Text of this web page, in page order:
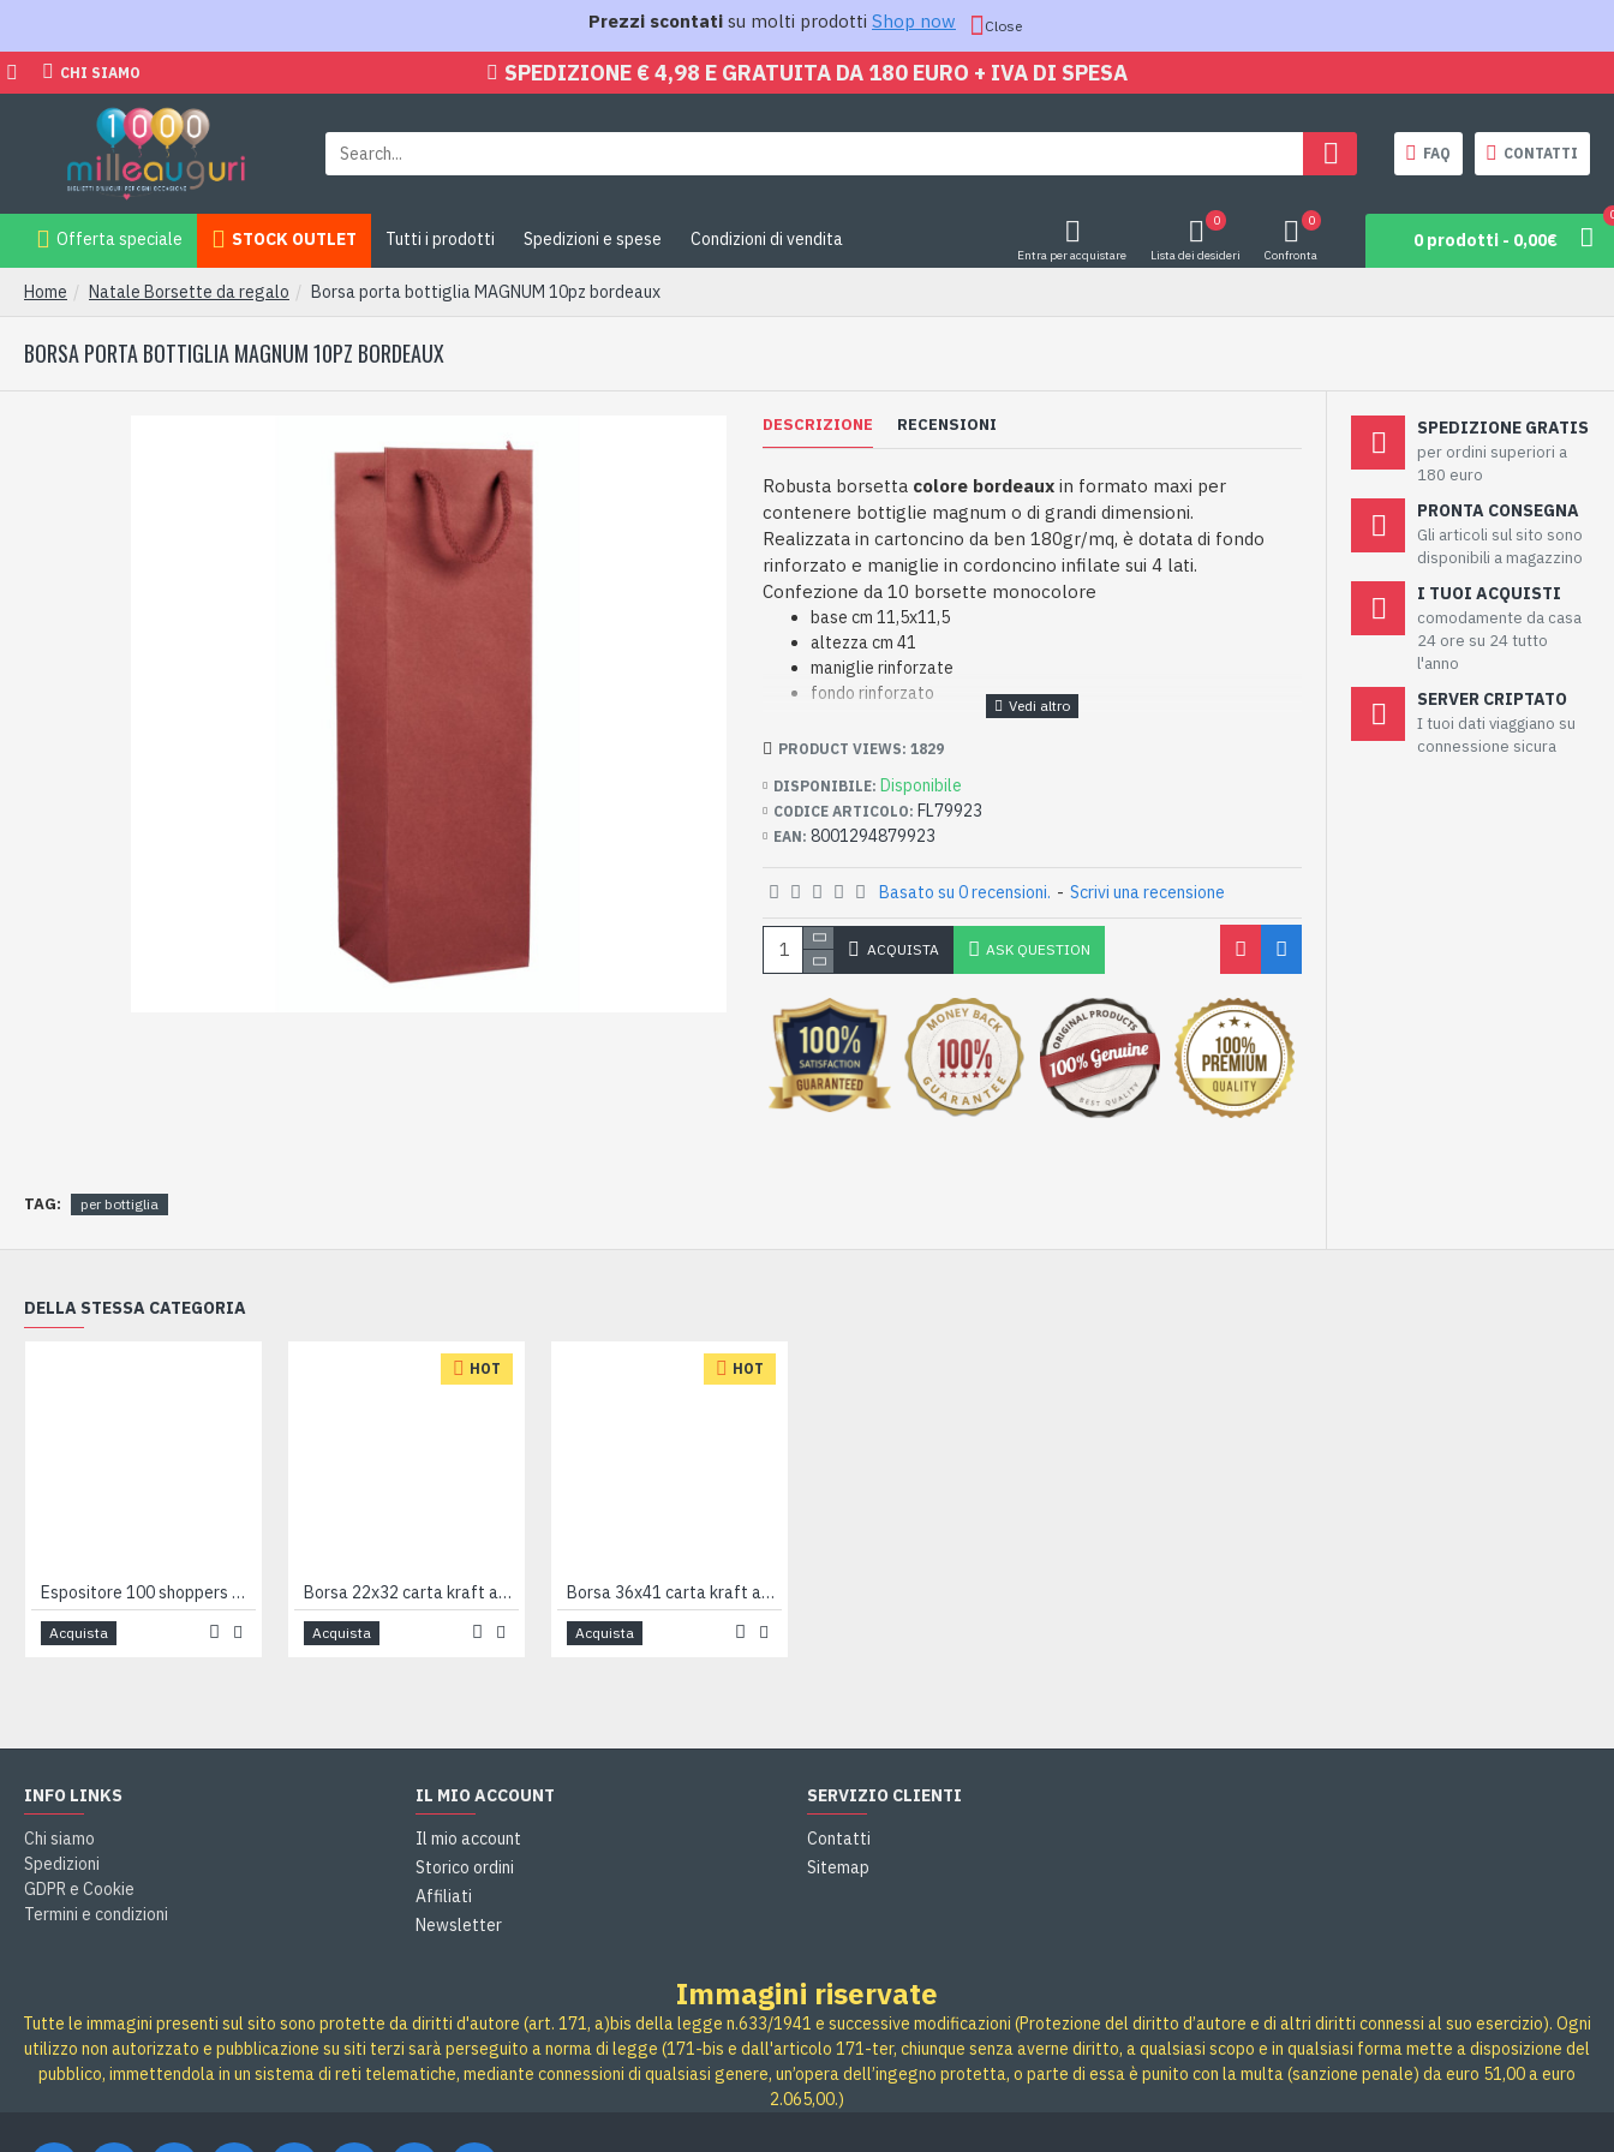
Prezzi scontati su molti prodotti Shop now Close
CHI SIAMO SPEDIZIONE € 4,98 E GRATUITA DA 180 EURO + IVA DI SPESA
FAQ CONTATTI
Offerta speciale STOCK OUTLET Tutti i prodotti Spedizioni e spese Condizioni di vendita
Entra per acquistare Lista dei desideri
0
Confronta
0
0 prodotti - 0,00€
Home Natale Borsette da regalo Borsa porta bottiglia MAGNUM 10pz bordeaux
BORSA PORTA BOTTIGLIA MAGNUM 10PZ BORDEAUX
DESCRIZIONE RECENSIONI
Robusta borsetta colore bordeaux in formato maxi per
contenere bottiglie magnum o di grandi dimensioni.
Realizzata in cartoncino da ben 180gr/mq, è dotata di fondo
rinforzato e maniglie in cordoncino infilate sui 4 lati.
Confezione da 10 borsette monocolore
base cm 11,5x11,5
altezza cm 41
maniglie rinforzate
fondo rinforzato
DISPONIBILE: Disponibile
CODICE ARTICOLO: FL79923
EAN: 8001294879923
PRODUCT VIEWS: 1829
Basato su 0 recensioni. - Scrivi una recensione
ACQUISTA ASK QUESTION
TAG: per bottiglia
SPEDIZIONE GRATIS
per ordini superiori a
180 euro
PRONTA CONSEGNA
Gli articoli sul sito sono
disponibili a magazzino
I TUOI ACQUISTI
comodamente da casa
24 ore su 24 tutto
l'anno
SERVER CRIPTATO
I tuoi dati viaggiano su
connessione sicura
DELLA STESSA CATEGORIA
Espositore 100 shoppers NATALE
Acquista
HOT
Borsa 22x32 carta kraft avana 25pz
Acquista
HOT
Borsa 36x41 carta kraft avana 25pz
Acquista
INFO LINKS
Chi siamo
Spedizioni
GDPR e Cookie
Termini e condizioni
IL MIO ACCOUNT
Il mio account
Storico ordini
Affiliati
Newsletter
SERVIZIO CLIENTI
Contatti
Sitemap
Immagini riservate
Tutte le immagini presenti sul sito sono protette da diritti d'autore (art. 171, a)bis della legge n.633/1941 e successive modificazioni (Protezione del diritto d’autore e di altri diritti connessi al suo esercizio). Ogni
utilizzo non autorizzato e pubblicazione su siti terzi sarà perseguito a norma di legge (171-bis e dall'articolo 171-ter, chiunque senza averne diritto, a qualsiasi scopo e in qualsiasi forma mette a disposizione del
pubblico, immettendola in un sistema di reti telematiche, mediante connessioni di qualsiasi genere, un’opera dell’ingegno protetta, o parte di essa è punito con la multa (sanzione penale) da euro 51,00 a euro
2.065,00.)